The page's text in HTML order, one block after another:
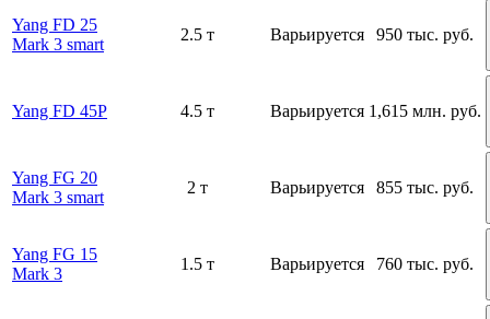
Yang FD 25
Mark 3 smart
2.5 т Варьируется 950 тыс. руб.
Yang FD 45P 4.5 т Варьируется 1,615 млн. руб.
Yang FG 20
Mark 3 smart
2 т Варьируется 855 тыс. руб.
Yang FG 15
Mark 3
1.5 т Варьируется 760 тыс. руб.